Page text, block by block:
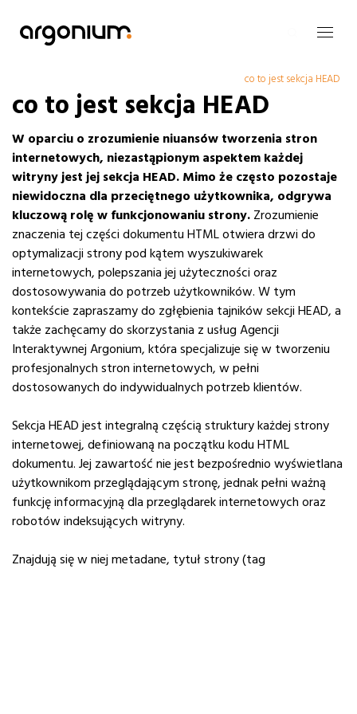
co to jest sekcja HEAD
co to jest sekcja HEAD
W oparciu o zrozumienie niuansów tworzenia stron
internetowych, niezastąpionym aspektem każdej
witryny jest jej sekcja HEAD. Mimo że często pozostaje
niewidoczna dla przeciętnego użytkownika, odgrywa
kluczową rolę w funkcjonowaniu strony. Zrozumienie
znaczenia tej części dokumentu HTML otwiera drzwi do
optymalizacji strony pod kątem wyszukiwarek
internetowych, polepszania jej użyteczności oraz
dostosowywania do potrzeb użytkowników. W tym
kontekście zapraszamy do zgłębienia tajników sekcji HEAD, a
także zachęcamy do skorzystania z usług Agencji
Interaktywnej Argonium, która specjalizuje się w tworzeniu
profesjonalnych stron internetowych, w pełni
dostosowanych do indywidualnych potrzeb klientów.
Sekcja HEAD jest integralną częścią struktury każdej strony
internetowej, definiowaną na początku kodu HTML
dokumentu. Jej zawartość nie jest bezpośrednio wyświetlana
użytkownikom przeglądającym stronę, jednak pełni ważną
funkcję informacyjną dla przeglądarek internetowych oraz
robotów indeksujących witryny.
Znajdują się w niej metadane, tytuł strony (tag